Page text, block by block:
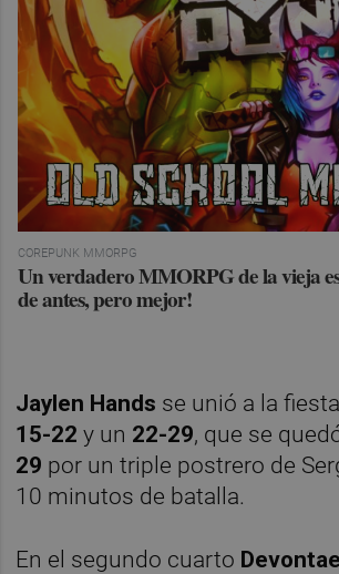
COREPUNK MMORPG
Un verdadero MMORPG de la vieja
de antes, pero mejor!
Jaylen Hands se unió a la
15-22 y un 22-29, que se
29 por un triple postrero de
10 minutos de batalla.
En el segundo cuarto Devontae